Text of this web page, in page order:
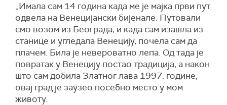
„Имала сам 14 година када ме је мајка први пут
одвела на Венецијански бијенале. Путовали
смо возом из Београда, и када сам изашла из
станице и угледала Венецију, почела сам да
плачем. Била је невероватно лепа. Од тада је
повратак у Венецију постао традиција, а након
што сам добила Златног лава 1997. године,
овај град је заузео посебно место у мом
животу.